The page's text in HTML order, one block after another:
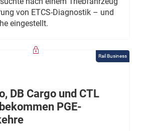
von ETCS-Diagnostik – und
eingestellt.
Rail Business
DB Cargo und CTL
PGE-